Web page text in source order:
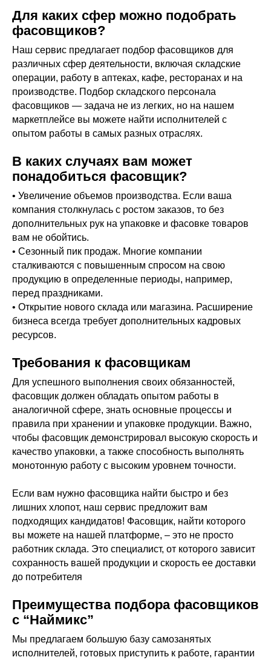
Для каких сфер можно подобрать
фасовщиков?
Наш сервис предлагает подбор фасовщиков для
различных сфер деятельности, включая складские
операции, работу в аптеках, кафе, ресторанах и на
производстве. Подбор складского персонала
фасовщиков — задача не из легких, но на нашем
маркетплейсе вы можете найти исполнителей с
опытом работы в самых разных отраслях.
​​В каких случаях вам может
понадобиться фасовщик?
• Увеличение объемов производства. Если ваша
компания столкнулась с ростом заказов, то без
дополнительных рук на упаковке и фасовке товаров
вам не обойтись.
• Сезонный пик продаж. Многие компании
сталкиваются с повышенным спросом на свою
продукцию в определенные периоды, например,
перед праздниками.
• Открытие нового склада или магазина. Расширение
бизнеса всегда требует дополнительных кадровых
ресурсов.
Требования к фасовщикам
Для успешного выполнения своих обязанностей,
фасовщик должен обладать опытом работы в
аналогичной сфере, знать основные процессы и
правила при хранении и упаковке продукции. Важно,
чтобы фасовщик демонстрировал высокую скорость и
качество упаковки, а также способность выполнять
монотонную работу с высоким уровнем точности.
Если вам нужно фасовщика найти быстро и без
лишних хлопот, наш сервис предложит вам
подходящих кандидатов! Фасовщик, найти которого
вы можете на нашей платформе, – это не просто
работник склада. Это специалист, от которого зависит
сохранность вашей продукции и скорость ее доставки
до потребителя
Преимущества подбора фасовщиков
с “Наймикс”
Мы предлагаем большую базу самозанятых
исполнителей, готовых приступить к работе, гарантии